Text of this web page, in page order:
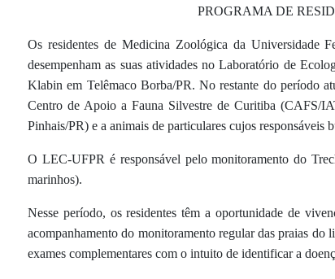
PROGRAMA DE
Os residentes de Medicina Zoológica da Universidade
desempenham as suas atividades no Laboratório de
Klabin em Telêmaco Borba/PR. No restante do período
Centro de Apoio a Fauna Silvestre de Curitiba (CAFS/
Pinhais/PR) e a animais de particulares cujos responsáveis
O LEC-UFPR é responsável pelo monitoramento do
marinhos).
Nesse período, os residentes têm a oportunidade de
acompanhamento do monitoramento regular das praias do
exames complementares com o intuito de identificar a